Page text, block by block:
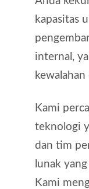
kapasitas
internal,
Kami
teknologi
dan tim
lunak
Kami